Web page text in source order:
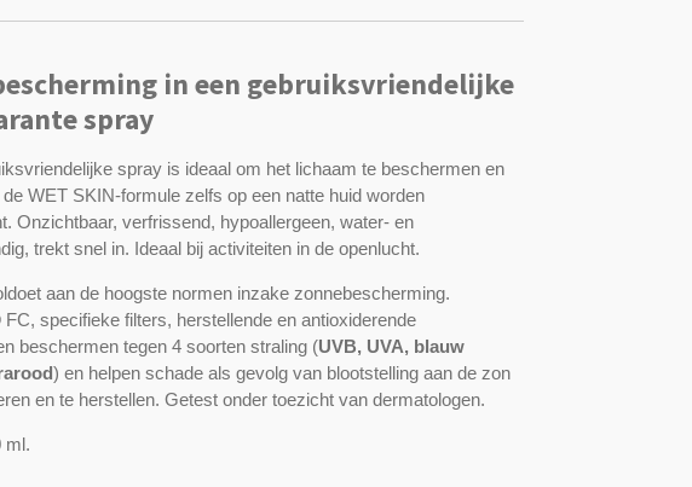
in een gebruiksvriendelijke
spray
spray is ideaal om het lichaam te beschermen en
WET SKIN-formule zelfs op een natte huid worden
Onzichtbaar, verfrissend, hypoallergeen, water- en
trekt snel in. Ideaal bij activiteiten in de openlucht.
aan de hoogste normen inzake zonnebescherming.
specifieke filters, herstellende en antioxiderende
beschermen tegen 4 soorten straling (UVB, UVA, blauw
) en helpen schade als gevolg van blootstelling aan de zon
en te herstellen. Getest onder toezicht van dermatologen.
ml.